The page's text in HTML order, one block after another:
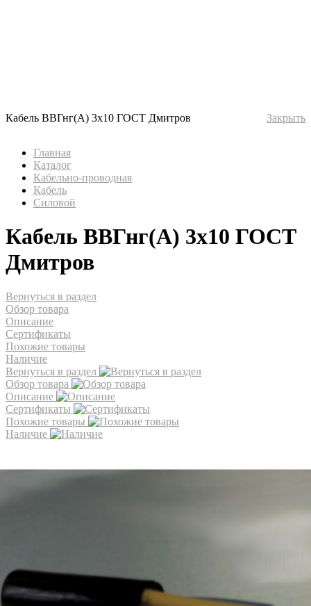
Кабель ВВГнг(А) 3х10 ГОСТ Дмитров Закрыть
Главная
Каталог
Кабельно-проводная
Кабель
Силовой
Кабель ВВГнг(А) 3х10 ГОСТ
Дмитров
Вернуться в раздел
Обзор товара
Описание
Сертификаты
Похожие товары
Наличие
Вернуться в раздел
Обзор товара
Описание
Сертификаты
Похожие товары
Наличие